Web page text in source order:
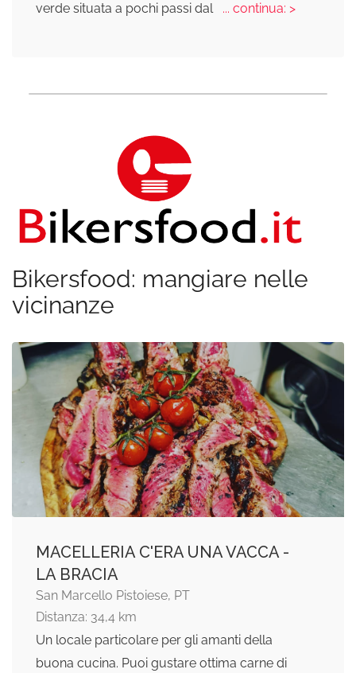
verde situata a pochi passi dal
... continua: >
Bikersfood: mangiare nelle
vicinanze
MACELLERIA C'ERA UNA VACCA -
LA BRACIA
San Marcello Pistoiese, PT
Distanza: 34,4 km
Un locale particolare per gli amanti della
buona cucina. Puoi gustare ottima carne di